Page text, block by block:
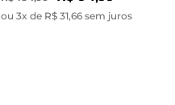
ou 3x de R$ 31,66 sem juros